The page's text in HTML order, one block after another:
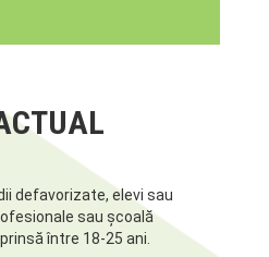
defavorizate, elevi sau
sau școală
între 18-25 ani.